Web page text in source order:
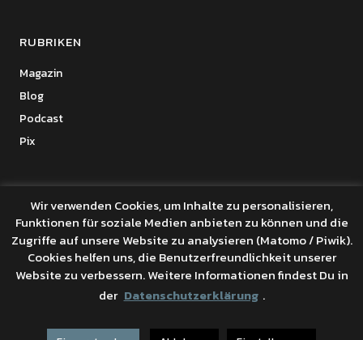
RUBRIKEN
Magazin
Blog
Podcast
Pix
Copyright © 2026 Benanza Online
Datenschutz
Powered by WordPress
Theme: Uku vonElmastudio
Wir verwenden Cookies, um Inhalte zu personalisieren,
Funktionen für soziale Medien anbieten zu können und die
Zugriffe auf unsere Website zu analysieren (Matomo / Piwik).
Cookies helfen uns, die Benutzerfreundlichkeit unserer
Website zu verbessern. Weitere Informationen findest Du in
der Datenschutzerklärung .